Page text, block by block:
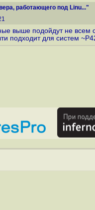
работающего под Linu..."
выше подойдут не всем
подходит для систем